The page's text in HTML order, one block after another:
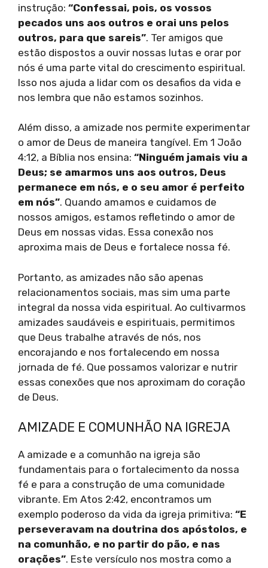
instrução: “Confessai, pois, os vossos
pecados uns aos outros e orai uns pelos
outros, para que sareis”. Ter amigos que
estão dispostos a ouvir nossas lutas e orar por
nós é uma parte vital do crescimento espiritual.
Isso nos ajuda a lidar com os desafios da vida e
nos lembra que não estamos sozinhos.
Além disso, a amizade nos permite experimentar
o amor de Deus de maneira tangível. Em 1 João
4:12, a Bíblia nos ensina: “Ninguém jamais viu a
Deus; se amarmos uns aos outros, Deus
permanece em nós, e o seu amor é perfeito
em nós”. Quando amamos e cuidamos de
nossos amigos, estamos refletindo o amor de
Deus em nossas vidas. Essa conexão nos
aproxima mais de Deus e fortalece nossa fé.
Portanto, as amizades não são apenas
relacionamentos sociais, mas sim uma parte
integral da nossa vida espiritual. Ao cultivarmos
amizades saudáveis e espirituais, permitimos
que Deus trabalhe através de nós, nos
encorajando e nos fortalecendo em nossa
jornada de fé. Que possamos valorizar e nutrir
essas conexões que nos aproximam do coração
de Deus.
AMIZADE E COMUNHÃO NA IGREJA
A amizade e a comunhão na igreja são
fundamentais para o fortalecimento da nossa
fé e para a construção de uma comunidade
vibrante. Em Atos 2:42, encontramos um
exemplo poderoso da vida da igreja primitiva: “E
perseveravam na doutrina dos apóstolos, e
na comunhão, e no partir do pão, e nas
orações”. Este versículo nos mostra como a